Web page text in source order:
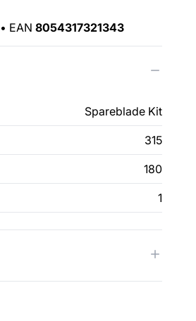
• EAN 8054317321343
Spareblade Kit
315
180
1